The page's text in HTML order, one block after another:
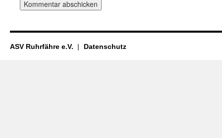
ASV Ruhrfähre e.V. Datenschutz